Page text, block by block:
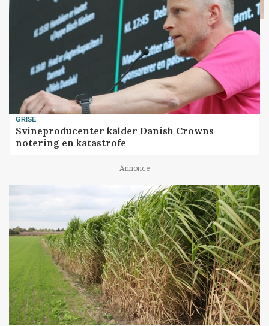
GRISE
Svineproducenter kalder Danish Crowns
notering en katastrofe
Annonce